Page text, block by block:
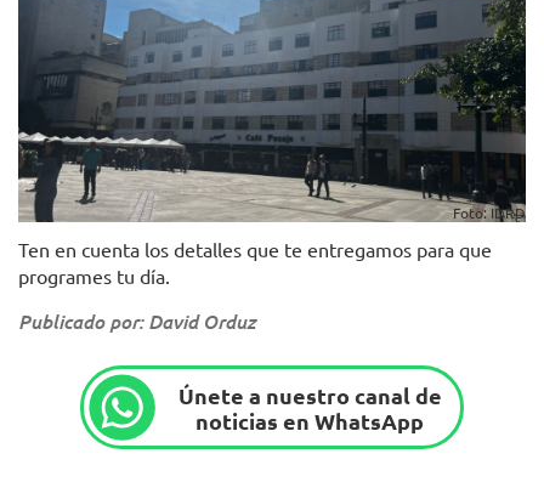
Foto: IDRD
Ten en cuenta los detalles que te entregamos para que
programes tu día.
Publicado por: David Orduz
Únete a nuestro canal de
noticias en WhatsApp